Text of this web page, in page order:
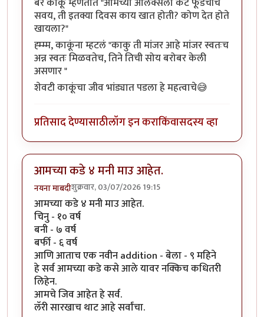
सवय, ती इतक्या दिवस काय खात होती? कोण देत होते
खायला?"
ह्म्म्म, काकूंना म्हटलं "काकु ती मांजर आहे मांजर स्वतःच
अन्न स्वतः मिळवतेच, तिने तिची सोय बरोबर केली
असणार "
शेवटी काकूंचा जीव भांड्यात पडला हे महत्वाचे😅
प्रतिसाद देण्यासाठीलॉग इन कराकिंवासदस्य व्हा
आमच्या कडे ४ मनी माउ आहेत.
नयना माबदीशुक्रवार, 03/07/2026 19:15
आमच्या कडे ४ मनी माउ आहेत.
चिनु - १० वर्ष
बनी - ७ वर्ष
बर्फी - ६ वर्ष
आणि आताच एक नवीन addition - बेला - ९ महिने
हे सर्व आमच्या कडे कसे आले यावर नक्किच कधितरी
लिहेन.
आमचे जिव आहेत हे सर्व.
लॅरीसारखाचथाटआहे सर्वांचा.